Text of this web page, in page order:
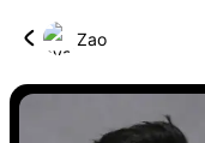
Zao